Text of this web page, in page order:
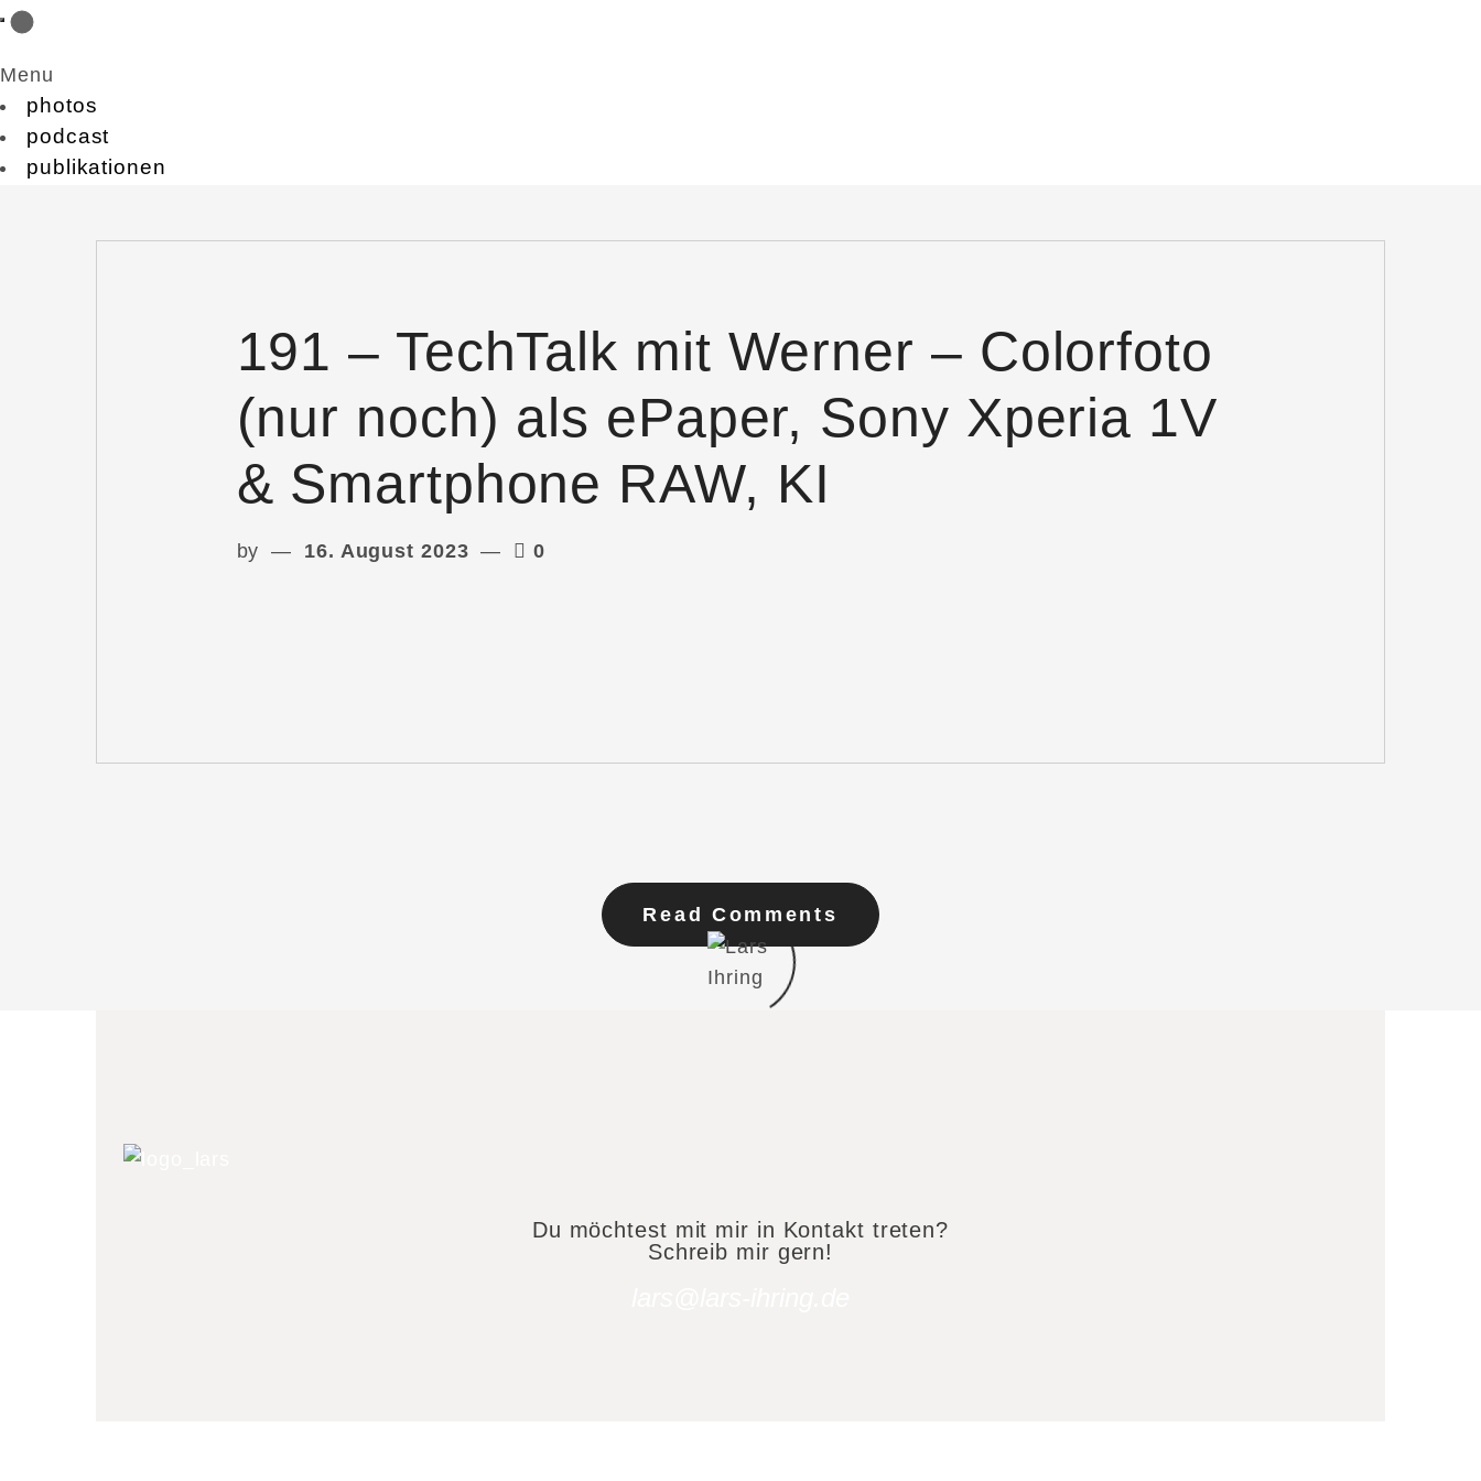
Menu
photos
podcast
publikationen
191 – TechTalk mit Werner – Colorfoto
(nur noch) als ePaper, Sony Xperia 1V
& Smartphone RAW, KI
by 16. August 2023 0
Read Comments
Du möchtest mit mir in Kontakt treten?
Schreib mir gern!